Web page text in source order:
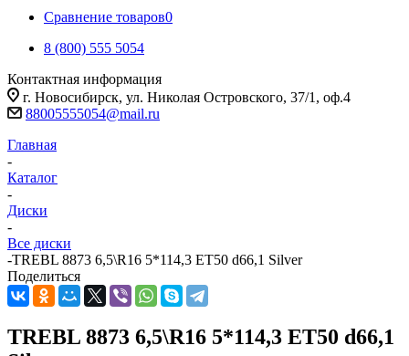
Сравнение товаров0
8 (800) 555 5054
Контактная информация
г. Новосибирск, ул. Николая Островского, 37/1, оф.4
88005555054@mail.ru
Главная
-
Каталог
-
Диски
-
Все диски
-TREBL 8873 6,5\R16 5*114,3 ET50 d66,1 Silver
Поделиться
TREBL 8873 6,5\R16 5*114,3 ET50 d66,1